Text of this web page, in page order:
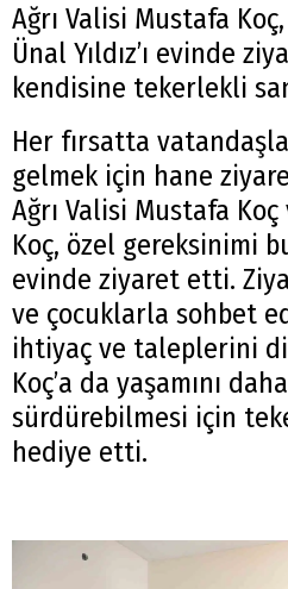
Ağrı Valisi Mustafa
Ünal Yıldız’ı evinde
kendisine tekerlekli
Her fırsatta
gelmek için hane
Ağrı Valisi Mustafa
Koç, özel gereksinimi
evinde ziyaret etti.
ve çocuklarla sohbet
ihtiyaç ve taleplerini
Koç’a da yaşamını
sürdürebilmesi için
hediye etti.